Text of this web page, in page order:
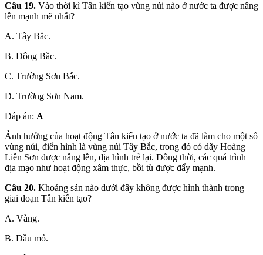
Câu 19. Vào thời kì Tân kiến tạo vùng núi nào ở nước ta được nâng
lên mạnh mẽ nhất?
A. Tây Bắc.
B. Đông Bắc.
C. Trường Sơn Bắc.
D. Trường Sơn Nam.
Đáp án: A
Ảnh hưởng của hoạt động Tân kiến tạo ở nước ta đã làm cho một số
vùng núi, điển hình là vùng núi Tây Bắc, trong đó có dãy Hoàng
Liên Sơn được nâng lên, địa hình trẻ lại. Đồng thời, các quá trình
địa mạo như hoạt động xâm thực, bồi tù được đẩy mạnh.
Câu 20. Khoáng sản nào dưới đây không được hình thành trong
giai đoạn Tân kiến tạo?
A. Vàng.
B. Dầu mỏ.